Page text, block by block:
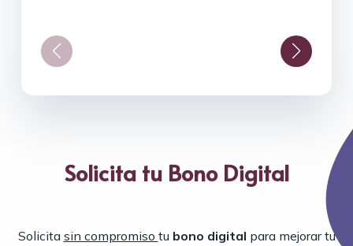
Solicita tu Bono Digital
Solicita sin compromiso tu bono digital para mejorar tu